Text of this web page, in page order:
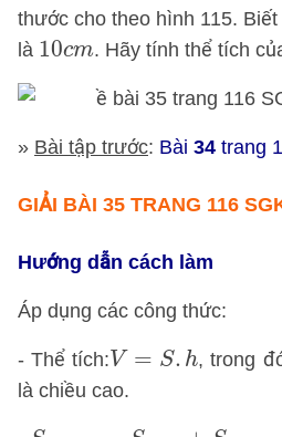
thước cho theo hình 115.
là 10cm
10cm. Hãy tính thể tích
» Bài tập trước: Bài 34 trang
GIẢI BÀI 35 TRANG 116
Hướng dẫn cách làm
Áp dụng các công thức:
- Thể tích: V = S. h
V= h , trong
là chiều cao.
S SA + A